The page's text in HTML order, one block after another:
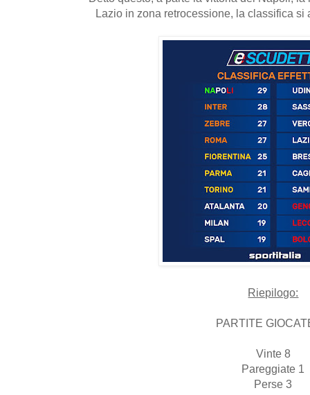
Lazio in zona retrocessione, la classifica
Riepilogo:
PARTITE
Vinte 8
Pareggiate 1
Perse 3